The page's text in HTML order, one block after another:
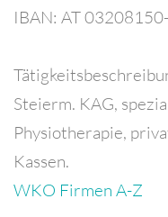
IBAN: AT
Steierm. KAG,
Physiotherapie,
Kassen.
WKO Firmen A-Z